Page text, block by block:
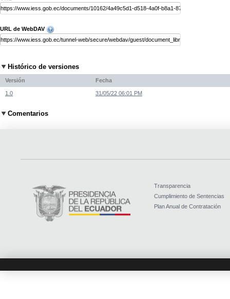
URL de WebDAV
Histórico de versiones
Versión Fecha
1.0 31/05/22 06:01 PM
Comentarios
Transparencia
Cumplimiento de Sentencias
Plan Anual de Contratación